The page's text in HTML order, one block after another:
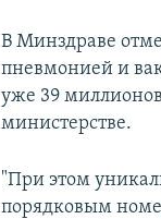
В Минздраве
пневмонией и
уже 39
министерстве.
"При этом
порядковым